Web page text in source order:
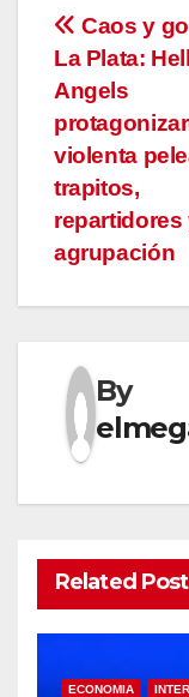
de
Caos y
La Plata:
Angels
violenta
trapitos,
repartidores
agrupación
By
Related Post
ECONOMIA